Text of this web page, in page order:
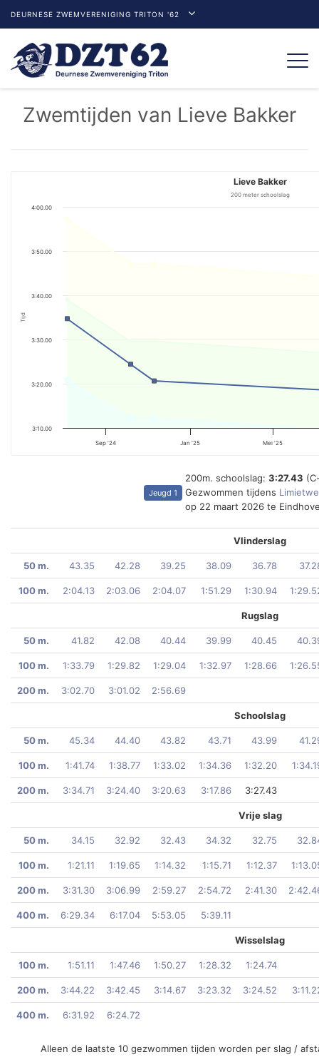
DEURNESE ZWEMVERENIGING TRITON '62
Zwemtijden van Lieve Bakker
Tijd
Lieve Bakker
200 meter schoolslag
Jan '25
Sep '24 Mei '25
3:10.00
3:20.00
3:30.00
3:40.00
3:50.00
4:00.00
Jeugd 1
200m. schoolslag: 3:27.43
Gezwommen tijdens
op 22 maart 2026 te
Vlinderslag
50 m. 43.35 42.28 39.25 38.09 36.78
100 m. 2:04.13 2:03.06 2:04.07 1:51.29 1:30.94
Rugslag
50 m. 41.82 42.08 40.44 39.99 40.45
100 m. 1:33.79 1:29.82 1:29.04 1:32.97 1:28.66
200 m. 3:02.70 3:01.02 2:56.69
Schoolslag
50 m. 45.34 44.40 43.82 43.71 43.99
100 m. 1:41.74 1:38.77 1:33.02 1:34.36 1:32.20
200 m. 3:34.71 3:24.40 3:20.63 3:17.86 3:27.43
Vrije slag
50 m. 34.15 32.92 32.43 34.32 32.75
100 m. 1:21.11 1:19.65 1:14.32 1:15.71 1:12.37
200 m. 3:31.30 3:06.99 2:59.27 2:54.72 2:41.30
400 m. 6:29.34 6:17.04 5:53.05 5:39.11
Wisselslag
100 m. 1:51.11 1:47.46 1:50.27 1:28.32 1:24.74
200 m. 3:44.22 3:42.45 3:14.67 3:23.32 3:24.52
400 m. 6:31.92 6:24.72
Alleen de laatste 10 gezwommen tijden worden per slag /